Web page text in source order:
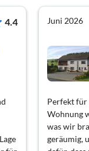
4.4 Juni 2026
Perfekt für
Wohnung
was wir
geräumig,